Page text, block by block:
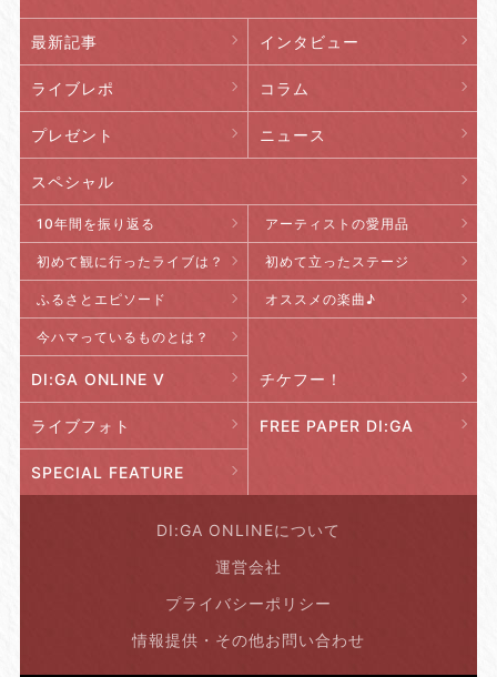
最新記事 インタビュー
ライブレポ コラム
プレゼント ニュース
スペシャル
10年間を振り返る アーティストの愛用品
初めて観に行ったライブは？ 初めて立ったステージ
ふるさとエピソード オススメの楽曲♪
今ハマっているものとは？
DI:GA ONLINE V チケフー！
ライブフォト FREE PAPER DI:GA
SPECIAL FEATURE
DI:GA ONLINEについて
運営会社
プライバシーポリシー
情報提供・その他お問い合わせ